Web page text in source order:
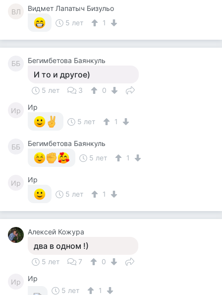
ВЛ
Видмет Лапатыч Бизульо
5 лет
1
ББ Бегимбетова Баянкуль
И то и другое)
5 лет 3 0
Ир
Ир
5 лет
1
ББ
Бегимбетова Баянкуль
5 лет
1
Ир
Ир
5 лет
1
Алексей Кожура
два в одном !)
5 лет 7 0
Ир
Ир
5 лет
1